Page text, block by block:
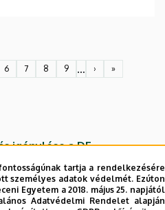
Oldal
6
Oldal
7
Oldal
8
Oldal
9 … › »
igénylése a DE
személyek rögzítése a
Súgó|Hibabejelentés
tartja a rendelkezésére
személyes adatok védelmét. Ezúton
Egyetem a 2018. május 25. napjától
Adatvédelmi Rendelet alapján